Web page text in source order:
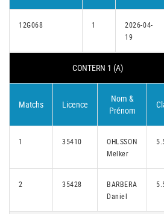
12G068 1
2026-04-
19
CONTERN 1 (A)
Matchs Licence
Nom &
Prénom
1 35410
OHLSSON
Melker
2 35428
BARBERA
Daniel